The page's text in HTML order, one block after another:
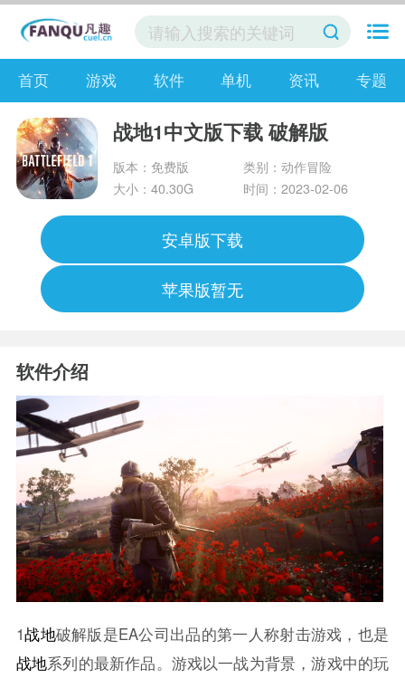
首页 游戏 软件 单机 资讯 专题
战地1中文版下载 破解版
版本：免费版
类别：动作冒险
大小：40.30G
时间：2023-02-06
安卓版下载
苹果版暂无
软件介绍
1战地破解版是EA公司出品的第一人称射击游戏，也是
战地系列的最新作品。游戏以一战为背景，游戏中的玩